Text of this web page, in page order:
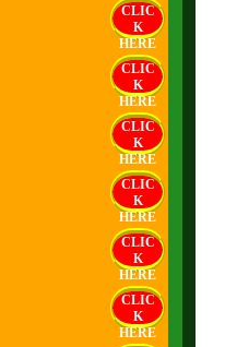
CLIC
K
HERE
CLIC
K
HERE
CLIC
K
HERE
CLIC
K
HERE
CLIC
K
HERE
CLIC
K
HERE